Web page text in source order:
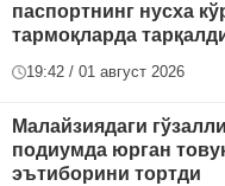
паспортнинг нусха
тармоқларда
19:42 / 01 август 2026
Малайзиядаги
подиумда юрган
эътиборини тортди